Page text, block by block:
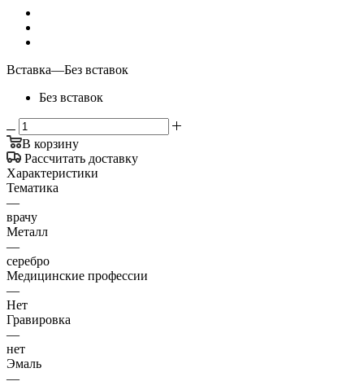
Вставка—Без вставок
Без вставок
В корзину
Рассчитать доставку
Характеристики
Тематика
—
врачу
Металл
—
серебро
Медицинские профессии
—
Нет
Гравировка
—
нет
Эмаль
—